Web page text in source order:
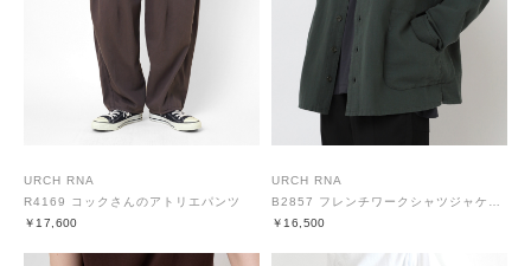
URCH RNA
R4169 コックさんのアトリエパンツ
￥17,600
URCH RNA
B2857 フレンチワークシャツジャケット
￥16,500